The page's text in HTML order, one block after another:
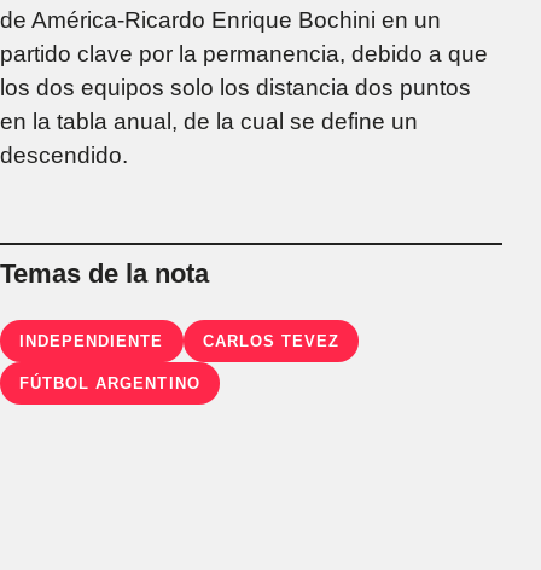
de América-Ricardo Enrique Bochini en un
partido clave por la permanencia, debido a que
los dos equipos solo los distancia dos puntos
en la tabla anual, de la cual se define un
descendido.
Temas de la nota
INDEPENDIENTE CARLOS TEVEZ
FÚTBOL ARGENTINO